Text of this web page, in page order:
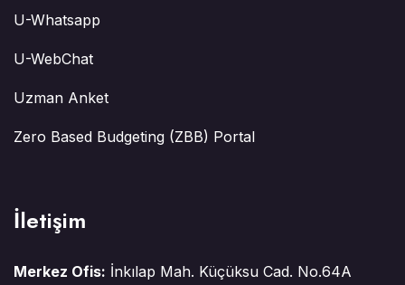
U-Whatsapp
U-WebChat
Uzman Anket
Zero Based Budgeting (ZBB) Portal
İletişim
Merkez Ofis: İnkılap Mah. Küçüksu Cad. No.64A